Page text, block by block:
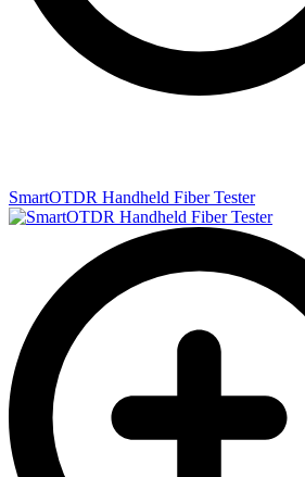
SmartOTDR Handheld Fiber Tester